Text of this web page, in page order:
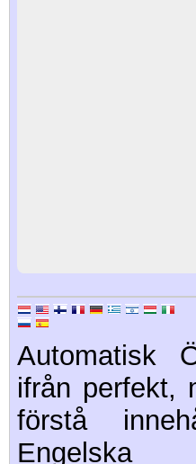
Automatisk
ifrån perfekt,
förstå
Engelska